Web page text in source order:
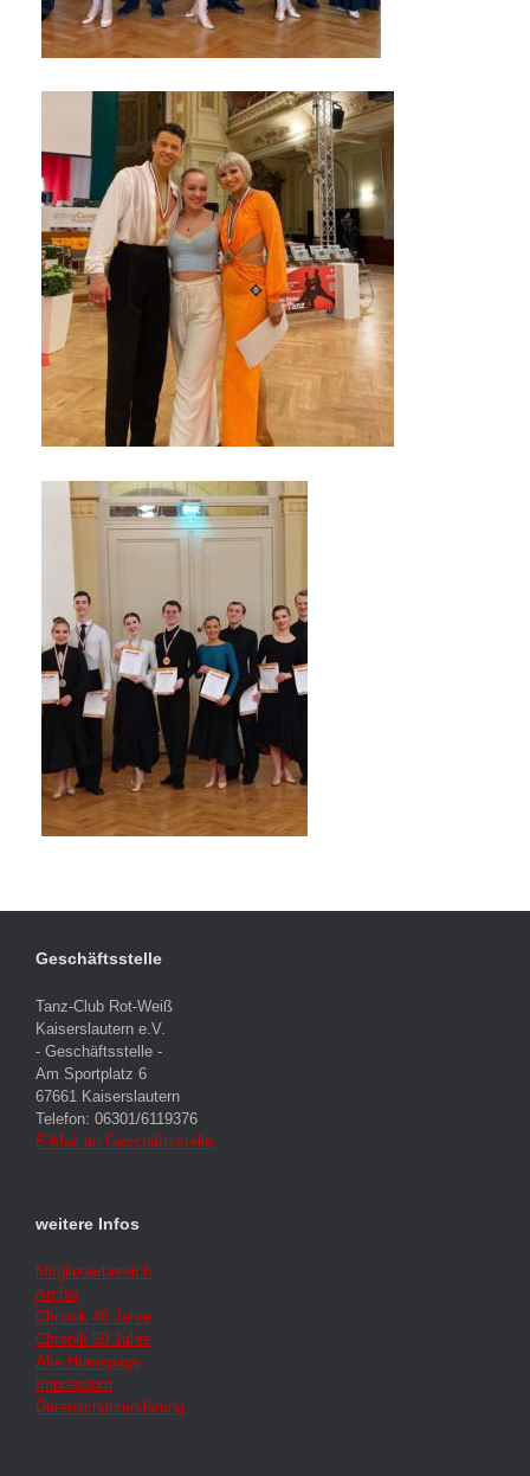
Geschäftsstelle
Tanz-Club Rot-Weiß
Kaiserslautern e.V.
- Geschäftsstelle -
Am Sportplatz 6
67661 Kaiserslautern
Telefon: 06301/6119376
E-Mail an Geschäftsstelle
weitere Infos
Mitgliederbereich
Archiv
Chronik 40 Jahre
Chronik 50 Jahre
Alte Homepage
Impressum
Datenschutzerklärung